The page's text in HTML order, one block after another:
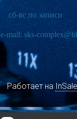
сб-вс по записи
e-mail: sks-
Работает на